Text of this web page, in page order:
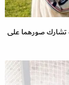
تشارك صورهما على